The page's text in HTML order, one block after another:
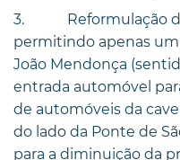
3. Reformulação da
permitindo apenas
João Mendonça
entrada automóvel
de automóveis da
do lado da Ponte de
para a diminuição da